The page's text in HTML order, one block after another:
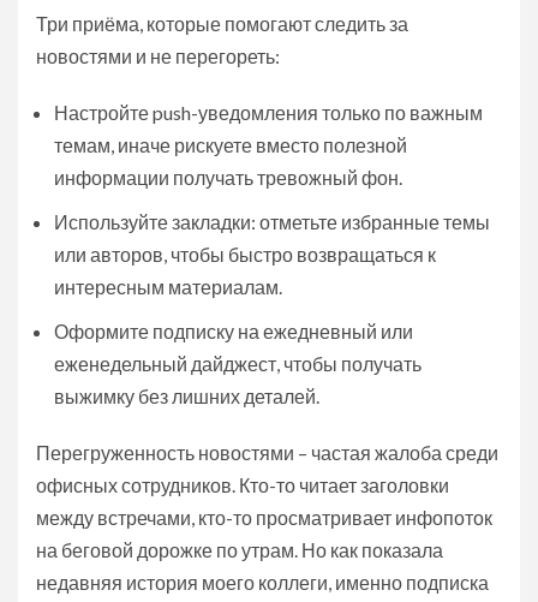
Три приёма, которые помогают следить за
новостями и не перегореть:
Настройте push-уведомления только по важным
темам, иначе рискуете вместо полезной
информации получать тревожный фон.
Используйте закладки: отметьте избранные темы
или авторов, чтобы быстро возвращаться к
интересным материалам.
Оформите подписку на ежедневный или
еженедельный дайджест, чтобы получать
выжимку без лишних деталей.
Перегруженность новостями – частая жалоба среди
офисных сотрудников. Кто-то читает заголовки
между встречами, кто-то просматривает инфопоток
на беговой дорожке по утрам. Но как показала
недавняя история моего коллеги, именно подписка